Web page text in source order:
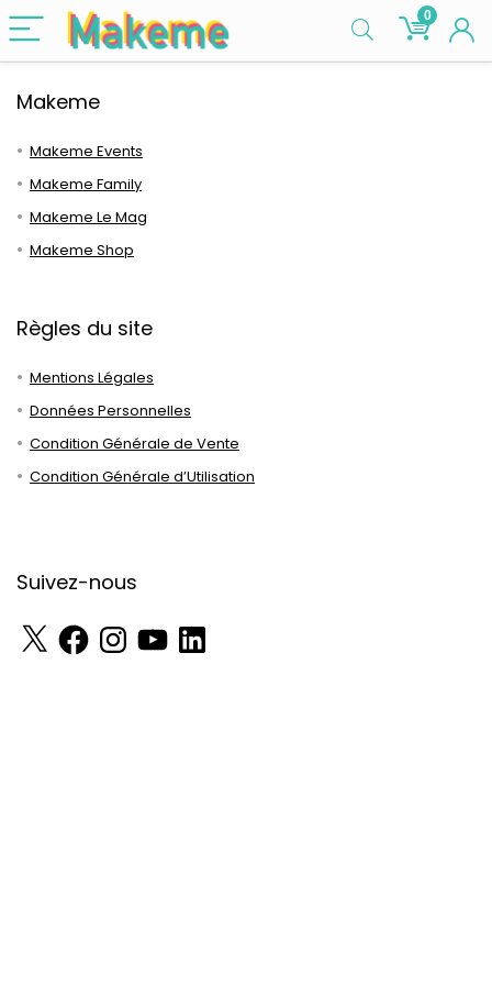
0
Makeme
Makeme Events
Makeme Family
Makeme Le Mag
Makeme Shop
Règles du site
Mentions Légales
Données Personnelles
Condition Générale de Vente
Condition Générale d’Utilisation
Suivez-nous
X FacebookInstagramYouTubeLinkedIn